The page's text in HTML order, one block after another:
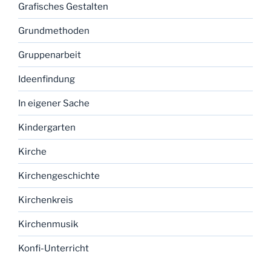
Grafisches Gestalten
Grundmethoden
Gruppenarbeit
Ideenfindung
In eigener Sache
Kindergarten
Kirche
Kirchengeschichte
Kirchenkreis
Kirchenmusik
Konfi-Unterricht